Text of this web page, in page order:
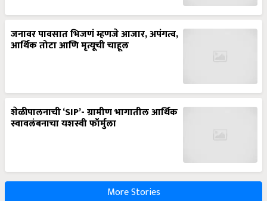
जनावर पावसात भिजणं म्हणजे आजार, अपंगत्व,
आर्थिक तोटा आणि मृत्यूची चाहूल
शेळीपालनाची ‘SIP’- ग्रामीण भागातील आर्थिक
स्वावलंबनाचा यशस्वी फॉर्मुला
More Stories